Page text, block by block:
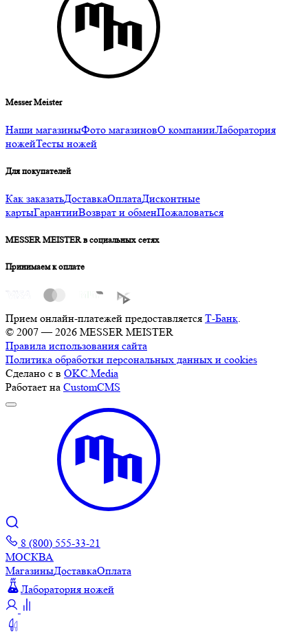
Messer Meister
Наши магазиныФото магазиновО компанииЛаборатория
ножейТесты ножей
Для покупателей
Как заказатьДоставкаОплатаДисконтные
картыГарантииВозврат и обменПожаловаться
MESSER MEISTER в социальных сетях
Принимаем к оплате
Прием онлайн-платежей предоставляется Т-Банк
© 2007 — 2026 MESSER MEISTER
Правила использования сайта
Политика обработки персональных данных и cookies
Сделано с в OKC.Media
Работает на CustomCMS
8 (800) 555-33-21
МОСКВА
МагазиныДоставкаОплата
Лаборатория ножей